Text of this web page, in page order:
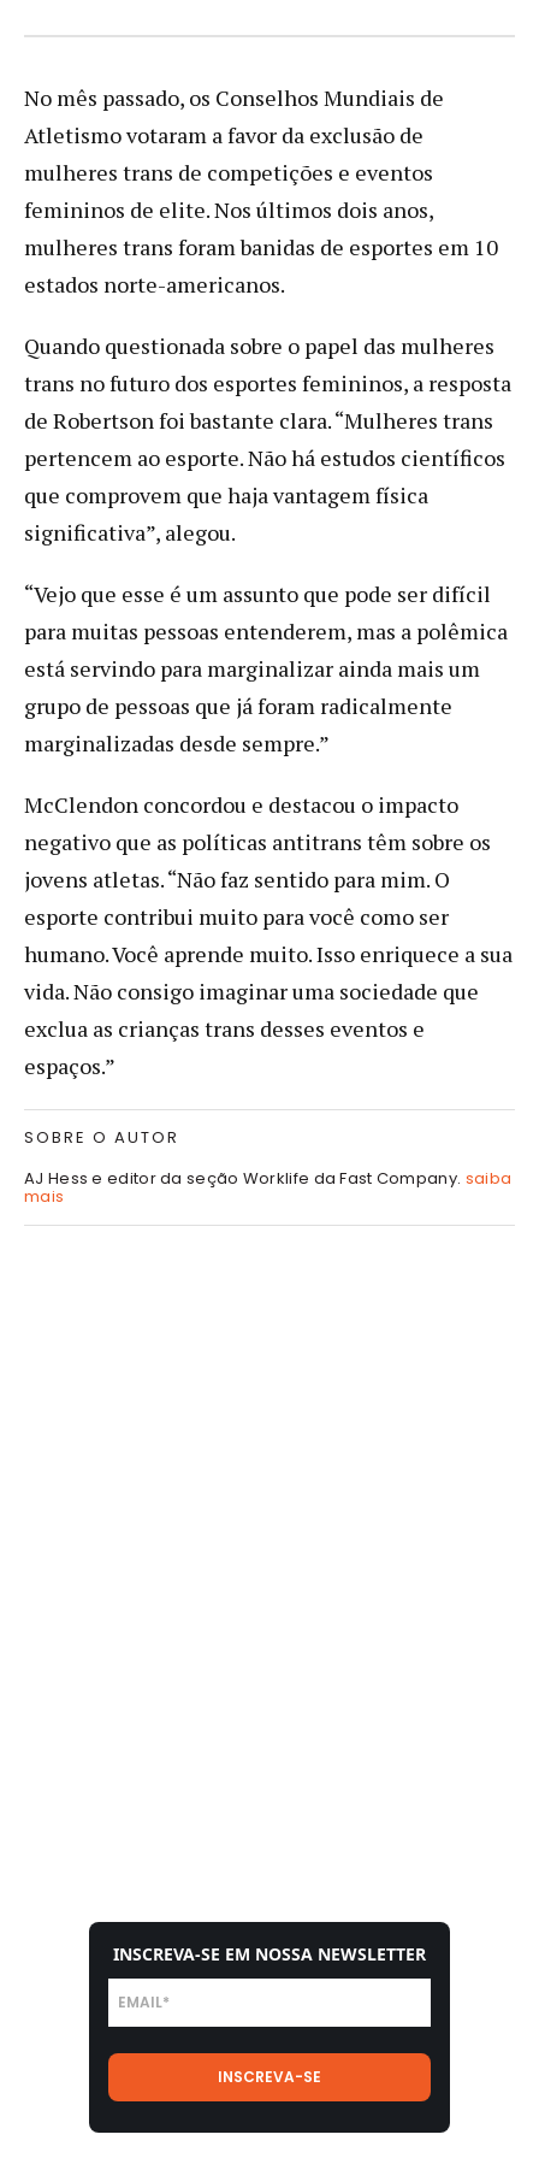
No mês passado, os Conselhos Mundiais de
Atletismo votaram a favor da exclusão de
mulheres trans de competições e eventos
femininos de elite. Nos últimos dois anos,
mulheres trans foram banidas de esportes em 10
estados norte-americanos.
Quando questionada sobre o papel das mulheres
trans no futuro dos esportes femininos, a resposta
de Robertson foi bastante clara. “Mulheres trans
pertencem ao esporte. Não há estudos científicos
que comprovem que haja vantagem física
significativa”, alegou.
“Vejo que esse é um assunto que pode ser difícil
para muitas pessoas entenderem, mas a polêmica
está servindo para marginalizar ainda mais um
grupo de pessoas que já foram radicalmente
marginalizadas desde sempre.”
McClendon concordou e destacou o impacto
negativo que as políticas antitrans têm sobre os
jovens atletas. “Não faz sentido para mim. O
esporte contribui muito para você como ser
humano. Você aprende muito. Isso enriquece a sua
vida. Não consigo imaginar uma sociedade que
exclua as crianças trans desses eventos e
espaços.”
SOBRE O AUTOR
AJ Hess e editor da seção Worklife da Fast Company. saiba
mais
INSCREVA-SE EM NOSSA NEWSLETTER